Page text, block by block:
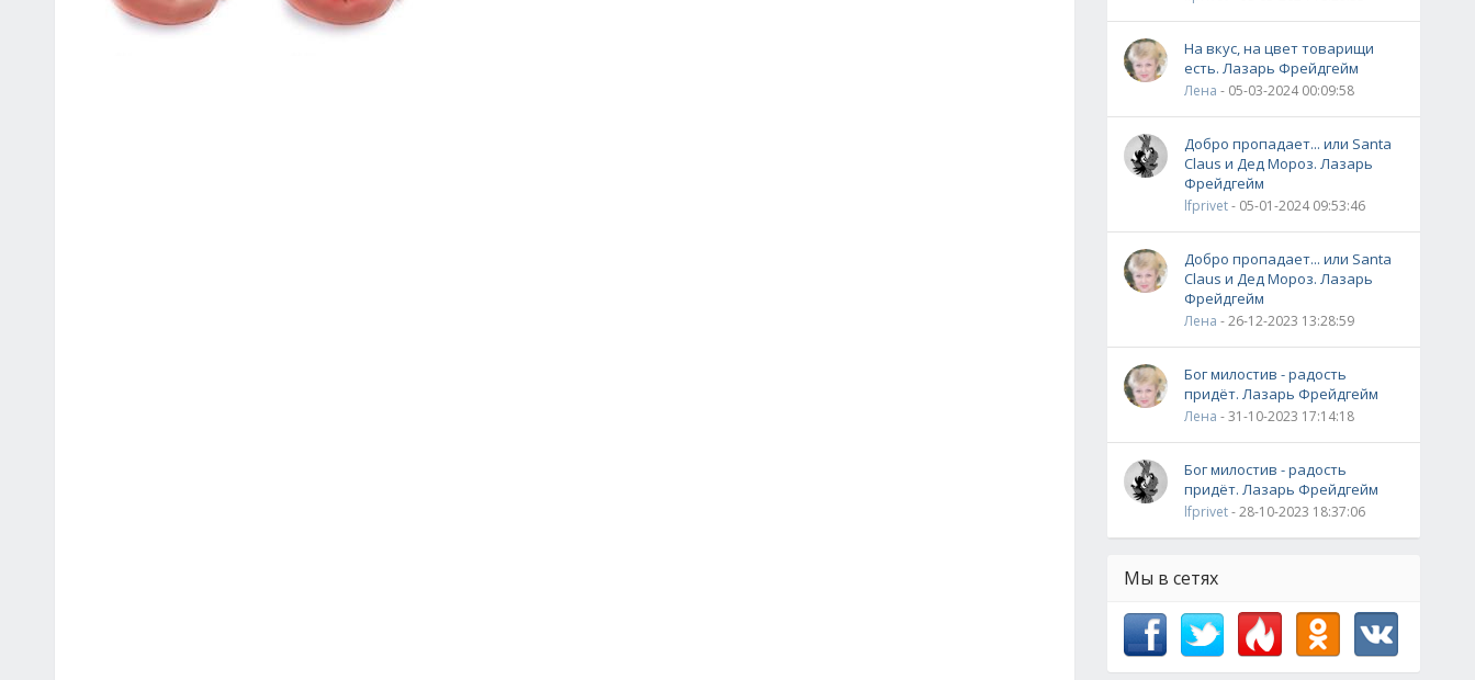
На вкус, на цвет товарищи
есть. Лазарь Фрейдгейм
Лена - 05-03-2024 00:09:58
Добро пропадает... или Santa
Claus и Дед Мороз. Лазарь
Фрейдгейм
lfprivet- 05-01-2024 09:53:46
Добро пропадает... или Santa
Claus и Дед Мороз. Лазарь
Фрейдгейм
Лена - 26-12-2023 13:28:59
Бог милостив - радость
придёт. Лазарь Фрейдгейм
Лена - 31-10-2023 17:14:18
Бог милостив - радость
придёт. Лазарь Фрейдгейм
lfprivet- 28-10-2023 18:37:06
Мы в сетях